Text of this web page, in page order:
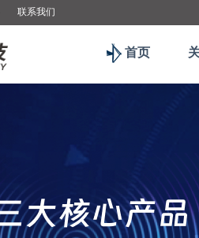
联系我们
首页